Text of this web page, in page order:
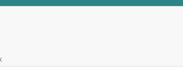
- оказалась сожжена платизма и нити